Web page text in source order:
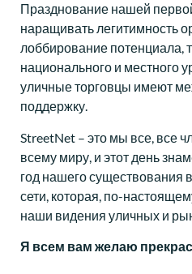
Празднование нашей
наращивать легитимность
лоббирование потенциала,
национального и местного
уличные торговцы имеют
поддержку.
StreetNet – это мы все, все
всему миру, и этот день
год нашего существования
сети, которая, по-
наши видения уличных и
Я всем вам желаю